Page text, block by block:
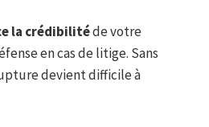
la crédibilitéde votre
en cas de litige. Sans
devient difficile à